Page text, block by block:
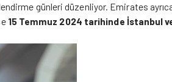
günleri düzenliyor. Emirates
15 Temmuz 2024 tarihinde İstanbul